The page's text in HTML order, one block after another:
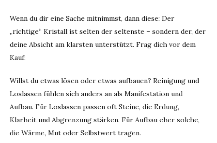
Wenn du dir eine Sache mitnimmst, dann diese: Der
„richtige“ Kristall ist selten der seltenste – sondern der, der
deine Absicht am klarsten unterstützt. Frag dich vor dem
Kauf:
Willst du etwas lösen oder etwas aufbauen? Reinigung und
Loslassen fühlen sich anders an als Manifestation und
Aufbau. Für Loslassen passen oft Steine, die Erdung,
Klarheit und Abgrenzung stärken. Für Aufbau eher solche,
die Wärme, Mut oder Selbstwert tragen.